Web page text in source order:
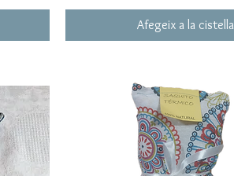
Afegeix a la cistella